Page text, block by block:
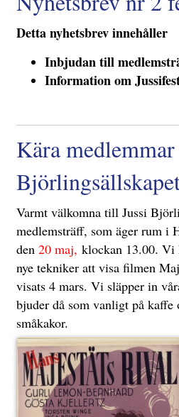
Detta nyhetsbrev innehåller
Inbjudan till
Information om
Kära
Varmt välkomna till Jussi
medlemsträff, som äger rum i
den 20 maj, klockan 13.00. Vi
nye tekniker att visa filmen
visats 4 mars. Vi släpper in
bjuder då som vanligt på kaffe
småkakor.